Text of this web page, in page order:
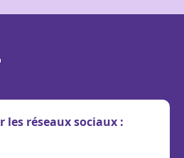
les réseaux sociaux :